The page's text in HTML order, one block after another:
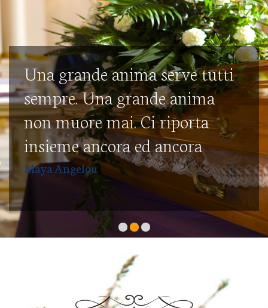
Una grande anima serve tutti
sempre. Una grande anima
non muore mai. Ci riporta
insieme ancora ed ancora
Maya Angelou